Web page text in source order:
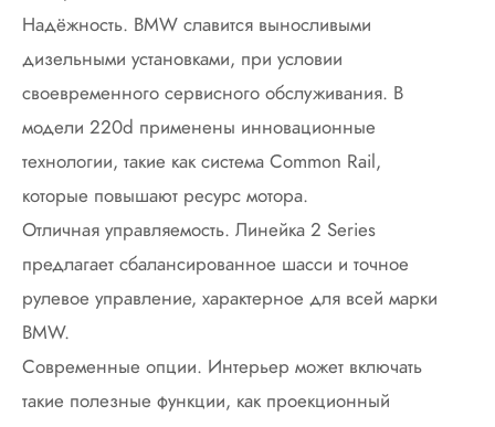
Надёжность. BMW славится выносливыми
дизельными установками, при условии
своевременного сервисного обслуживания. В
модели 220d применены инновационные
технологии, такие как система Common Rail,
которые повышают ресурс мотора.
Отличная управляемость. Линейка 2 Series
предлагает сбалансированное шасси и точное
рулевое управление, характерное для всей марки
BMW.
Современные опции. Интерьер может включать
такие полезные функции, как проекционный